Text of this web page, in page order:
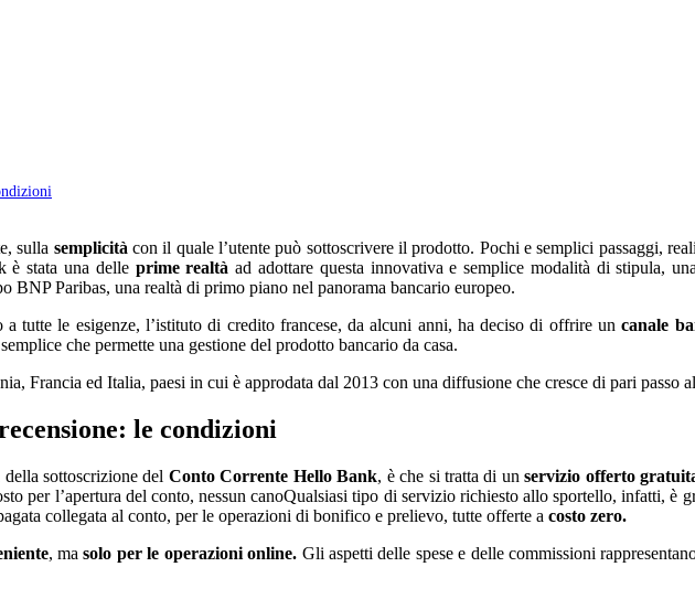
sulla semplicità con il quale l’utente può sottoscrivere il prodotto. Pochi e semplici passaggi,
è stata una delle prime realtà ad adottare questa innovativa e semplice modalità di stipula,
BNP Paribas, una realtà di primo piano nel panorama bancario europeo.
tutte le esigenze, l’istituto di credito francese, da alcuni anni, ha deciso di offrire un canale
che permette una gestione del prodotto bancario da casa.
Francia ed Italia, paesi in cui è approdata dal 2013 con una diffusione che cresce di pari passo
le condizioni
sottoscrizione del Conto Corrente Hello Bank, è che si tratta di un servizio offerto
per l’apertura del conto, nessun canoQualsiasi tipo di servizio richiesto allo sportello, infatti, è
collegata al conto, per le operazioni di bonifico e prelievo, tutte offerte a costo zero.
, masolo per le operazioni online. Gli aspetti delle spese e delle commissioni